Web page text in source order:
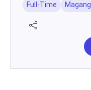
Full-Time Magang